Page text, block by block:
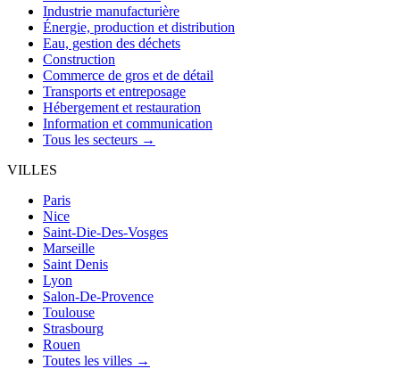
Industrie manufacturière
Énergie, production et distribution
Eau, gestion des déchets
Construction
Commerce de gros et de détail
Transports et entreposage
Hébergement et restauration
Information et communication
Tous les secteurs →
VILLES
Paris
Nice
Saint-Die-Des-Vosges
Marseille
Saint Denis
Lyon
Salon-De-Provence
Toulouse
Strasbourg
Rouen
Toutes les villes →